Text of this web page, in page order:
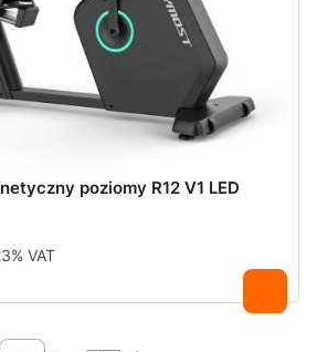
poziomy R12 V1 LED
VAT